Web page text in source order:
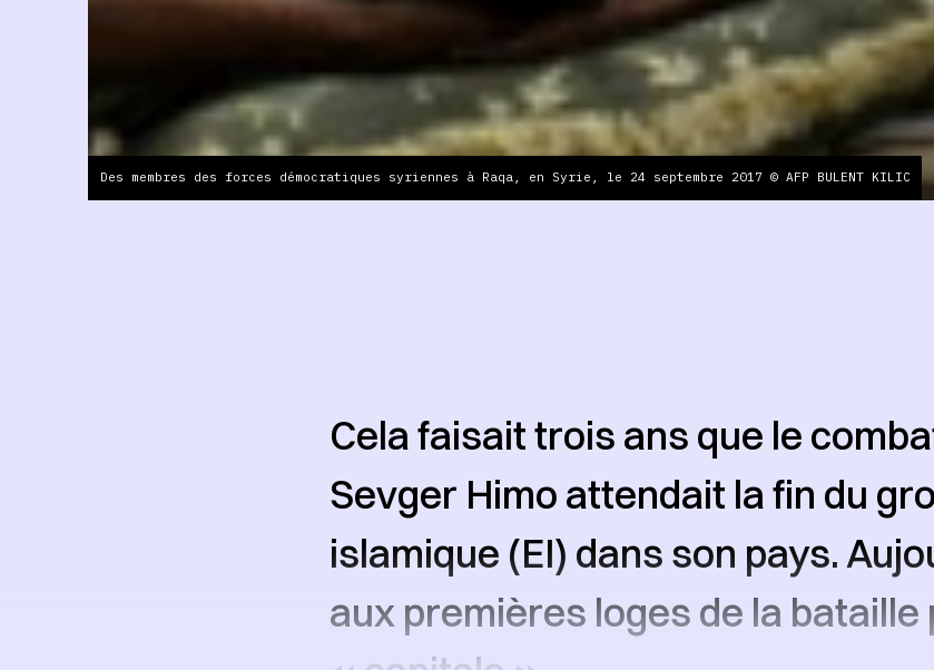
Des membres des forces démocratiques syriennes à Raqa, en Syrie, le 24 septembre 2017 © AFP BULENT KILIC
Cela faisait trois ans que le
Sevger Himo attendait la fin du
islamique (EI) dans son pays.
aux premières loges de la bataille